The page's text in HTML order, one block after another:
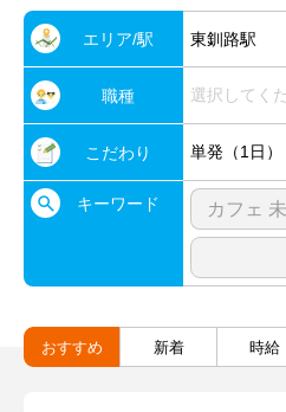
エリア/駅 東釧路駅
職種 選択してく
こだわり 単発（1日）
キーワード
おすすめ 新着 時給